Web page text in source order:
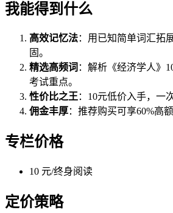
我能得到什么
高效记忆法：用已知简单词汇拓
固。
精选高频词 ：解析《经济学人》
考试重点。
性价比之王：10元低价入手，一
佣金丰厚：推荐购买可享60%高额
专栏价格
10 元/终身阅读
定价策略